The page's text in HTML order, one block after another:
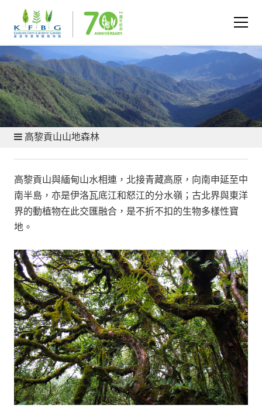
保育與研究 - 保育地點
高黎貢山山地森林
高黎貢山與緬甸山水相連，北接青藏高原，向南申延至中
南半島，亦是伊洛瓦底江和怒江的分水嶺；古北界與東洋
界的動植物在此交匯融合，是不折不扣的生物多樣性寶
地。